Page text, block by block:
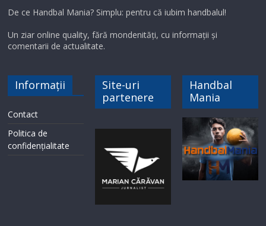
De ce Handbal Mania? Simplu: pentru că iubim handbalul!
Un ziar online quality, fără mondenități, cu informații și
comentarii de actualitate.
Informații
Contact
Politica de
confidențialitate
Site-uri
partenere
Handbal
Mania